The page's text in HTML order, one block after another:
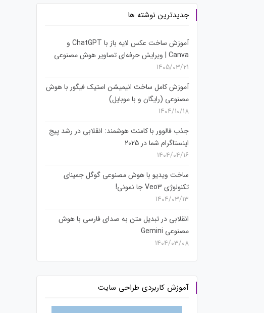
جدیدترین نوشته ها
آموزش ساخت عکس لایه باز با ChatGPT و
Canva | ویرایش حرفه‌ای تصاویر هوش مصنوعی
1405/03/21
آموزش کامل ساخت انیمیشن استیک فیگور با هوش
مصنوعی (رایگان و با موبایل)
1404/10/18
جذب فالوور با کامنت هوشمند: انقلابی در رشد پیج
اینستاگرام شما در 2025
1404/04/16
ساخت ویدیو با هوش مصنوعی گوگل جمینای
تکنولوژی Veo3 جا نمونی!
1404/03/13
انقلابی در تبدیل متن به صدای فارسی با هوش
مصنوعی Gemini
1404/03/08
آموزش کاربردی طراحی سایت